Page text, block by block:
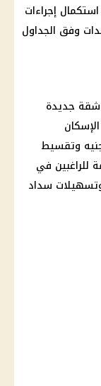
إجراءات
وفق الجداول
أكثر من 36 ألف شقة جديدة
تبدأ من 25 ألف جنيه وتقسيط
للراغبين في
سداد